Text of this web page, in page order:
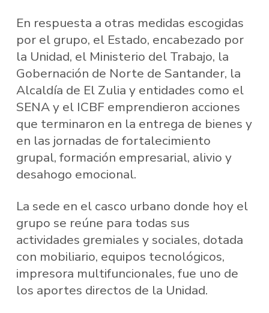
En respuesta a otras medidas escogidas
por el grupo, el Estado, encabezado por
la Unidad, el Ministerio del Trabajo, la
Gobernación de Norte de Santander, la
Alcaldía de El Zulia y entidades como el
SENA y el ICBF emprendieron acciones
que terminaron en la entrega de bienes y
en las jornadas de fortalecimiento
grupal, formación empresarial, alivio y
desahogo emocional.
La sede en el casco urbano donde hoy el
grupo se reúne para todas sus
actividades gremiales y sociales, dotada
con mobiliario, equipos tecnológicos,
impresora multifuncionales, fue uno de
los aportes directos de la Unidad.